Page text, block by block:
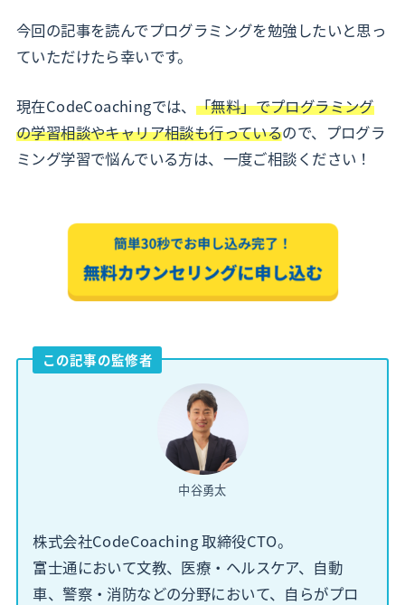
今回の記事を読んでプログラミングを勉強したいと思っ
ていただけたら幸いです。
現在CodeCoachingでは、 「無料」でプログラミング
の学習相談やキャリア相談も行っているので、プログラ
ミング学習で悩んでいる方は、一度ご相談ください！
この記事の監修者
中谷勇太
株式会社CodeCoaching 取締役CTO。
富士通において文教、医療・ヘルスケア、自動
車、警察・消防などの分野において、自らがプロ